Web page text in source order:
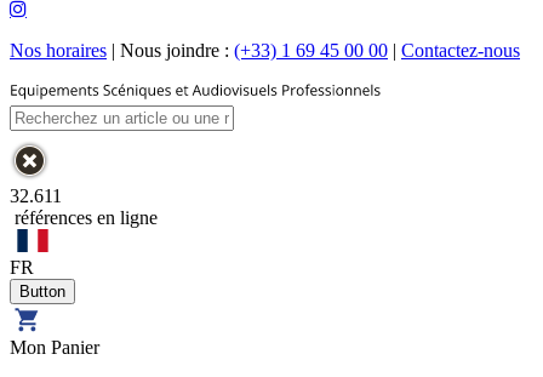
Nos horaires | Nous joindre : (+33) 1 69 45 00 00 | Contactez-nous
32.611
références en ligne
FR
Mon Panier